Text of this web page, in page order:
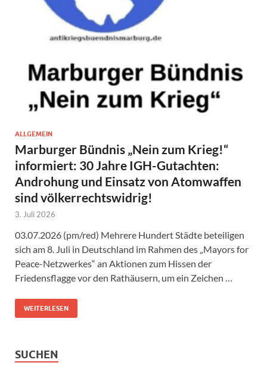
ALLGEMEIN
Marburger Bündnis „Nein zum Krieg!“
informiert: 30 Jahre IGH-Gutachten:
Androhung und Einsatz von Atomwaffen
sind völkerrechtswidrig!
3. Juli 2026
03.07.2026 (pm/red) Mehrere Hundert Städte beteiligen
sich am 8. Juli in Deutschland im Rahmen des „Mayors for
Peace-Netzwerkes“ an Aktionen zum Hissen der
Friedensflagge vor den Rathäusern, um ein Zeichen …
WEITERLESEN
SUCHEN